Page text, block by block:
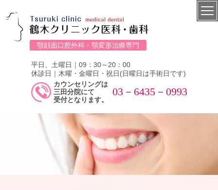
顎顔面口腔外科・顎変形治療専門
平日、土曜日｜09：30～20：00
休診日｜木曜・金曜日・祝日(日曜日は手術日です)
カウンセリングは
三田分院にて
受付となります。
03－6435－0993